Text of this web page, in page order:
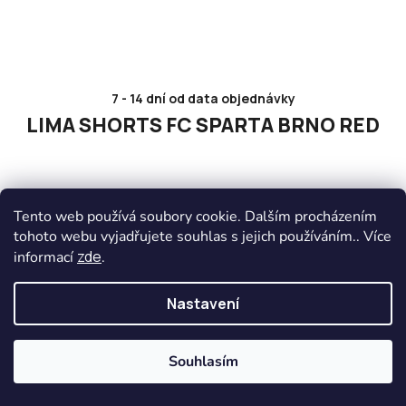
Tento web používá soubory cookie. Dalším procházením
tohoto webu vyjadřujete souhlas s jejich používáním.. Více
informací zde.
Nastavení
Souhlasím
7 - 14 dní od data objednávky
LIMA SHORTS FC SPARTA BRNO RED
293 Kč